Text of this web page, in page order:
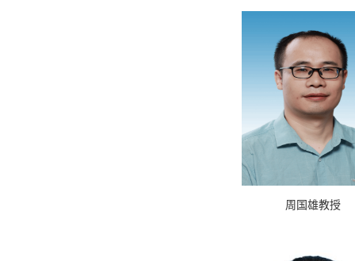
周国雄教授